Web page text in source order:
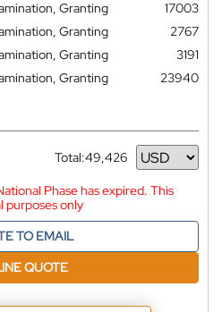
Granting
17003
Granting
2767
Granting
3191
Granting
23940
Total:49,426
Currency
Phase has expired. This
purposes only
TO EMAIL
QUOTE